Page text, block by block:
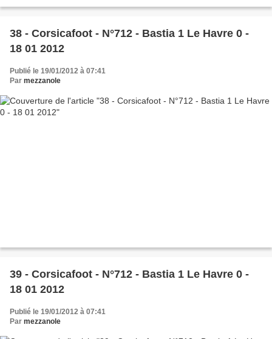
38 - Corsicafoot - N°712 - Bastia 1 Le Havre 0 -
18 01 2012
Publié le 19/01/2012 à 07:41
Par mezzanole
39 - Corsicafoot - N°712 - Bastia 1 Le Havre 0 -
18 01 2012
Publié le 19/01/2012 à 07:41
Par mezzanole